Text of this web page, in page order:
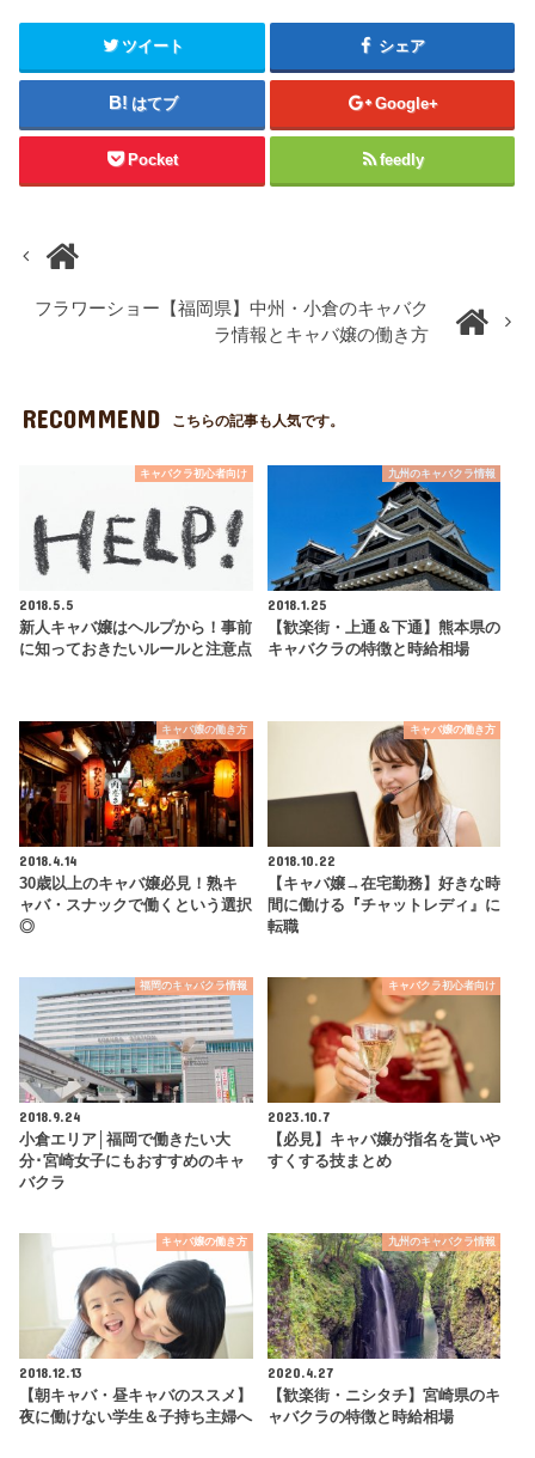
ツイート シェア
はてブ Google+
Pocket feedly
フラワーショー【福岡県】中州・小倉のキャバク
ラ情報とキャバ嬢の働き方
RECOMMEND こちらの記事も人気です。
キャバクラ初心者向け
2018.5.5
新人キャバ嬢はヘルプから！事前
に知っておきたいルールと注意点
九州のキャバクラ情報
2018.1.25
【歓楽街・上通＆下通】熊本県の
キャバクラの特徴と時給相場
キャバ嬢の働き方
2018.4.14
30歳以上のキャバ嬢必見！熟キ
ャバ・スナックで働くという選択
◎
キャバ嬢の働き方
2018.10.22
【キャバ嬢→在宅勤務】好きな時
間に働ける『チャットレディ』に
転職
福岡のキャバクラ情報
2018.9.24
小倉エリア│福岡で働きたい大
分･宮崎女子にもおすすめのキャ
バクラ
キャバクラ初心者向け
2023.10.7
【必見】キャバ嬢が指名を貰いや
すくする技まとめ
キャバ嬢の働き方
2018.12.13
【朝キャバ・昼キャバのススメ】
夜に働けない学生＆子持ち主婦へ
九州のキャバクラ情報
2020.4.27
【歓楽街・ニシタチ】宮崎県のキ
ャバクラの特徴と時給相場